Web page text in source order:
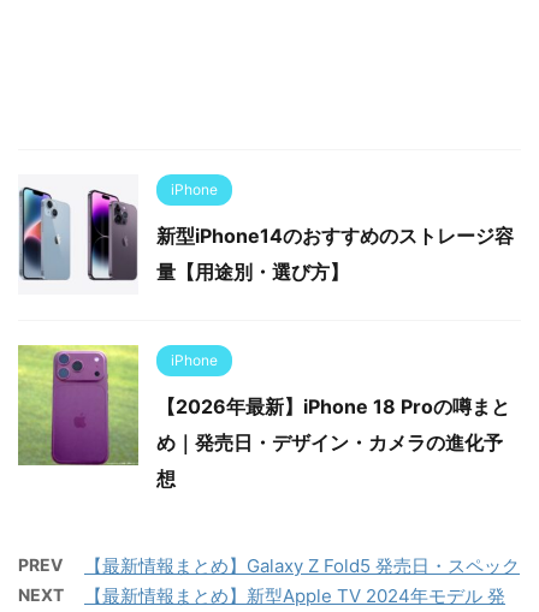
iPhone
新型iPhone14のおすすめのストレージ容
量【用途別・選び方】
iPhone
【2026年最新】iPhone 18 Proの噂まと
め｜発売日・デザイン・カメラの進化予
想
PREV 【最新情報まとめ】Galaxy Z Fold5 発売日・スペック
NEXT
【最新情報まとめ】新型Apple TV 2024年モデル 発